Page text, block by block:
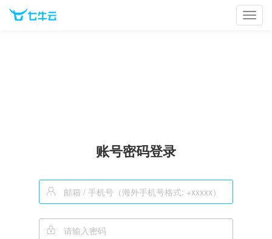
账号密码登录